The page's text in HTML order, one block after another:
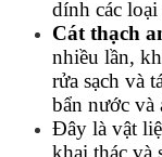
dính các
Cát thạch
nhiều lần,
rửa sạch và
bẩn nước và
Đây là vật
khai thác và